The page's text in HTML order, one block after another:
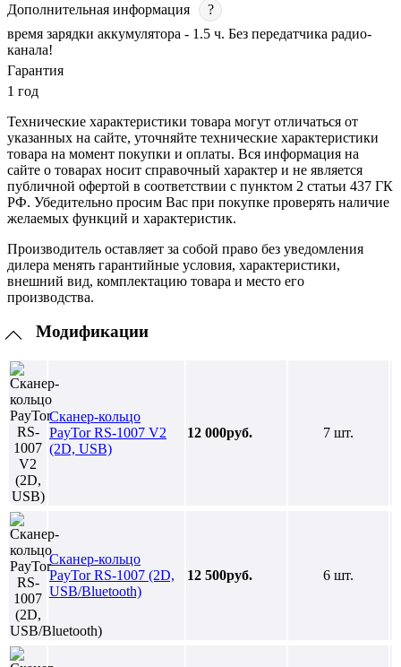
Дополнительная информация
?
время зарядки аккумулятора - 1.5 ч. Без передатчика радио-
канала!
Гарантия
1 год
Технические характеристики товара могут отличаться от
указанных на сайте, уточняйте технические характеристики
товара на момент покупки и оплаты. Вся информация на
сайте о товарах носит справочный характер и не является
публичной офертой в соответствии с пунктом 2 статьи 437 ГК
РФ. Убедительно просим Вас при покупке проверять наличие
желаемых функций и характеристик.
Производитель оставляет за собой право без уведомления
дилера менять гарантийные условия, характеристики,
внешний вид, комплектацию товара и место его
производства.
Модификации
Сканер-кольцо
PayTor RS-1007 V2
(2D, USB)
12 000руб. 7 шт.
Сканер-кольцо
PayTor RS-1007 (2D,
USB/Bluetooth)
12 500руб. 6 шт.